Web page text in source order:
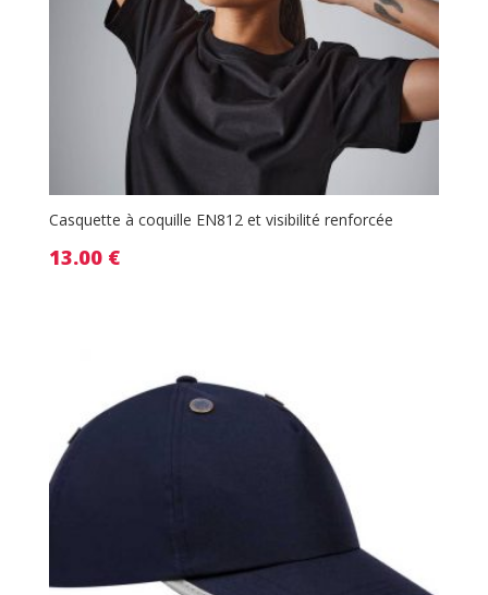
Casquette à coquille EN812 et visibilité renforcée
13.00 €